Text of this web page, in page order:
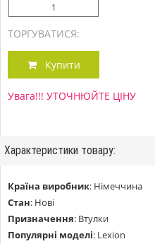
ТОРГУВАТИСЯ:
Купити
Увага!!! УТОЧНЮЙТЕ ЦІНУ
Характеристики товару:
Країна виробник: Німеччина
Стан: Нові
Призначення: Втулки
Популярні моделі: Lexion